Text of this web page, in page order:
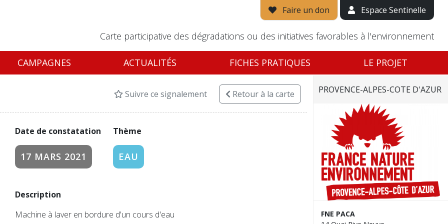
Faire un don Espace Sentinelle
Carte participative des dégradations ou des initiatives favorables à l'environnement
CAMPAGNES ACTUALITÉS FICHES PRATIQUES LE PROJET
Suivre ce signalement Retourà la carte
Date de constatation
17 MARS 2021
Thème
EAU
Description
Machine à laver en bordure d'un cours d'eau
PROVENCE-ALPES-COTE D'AZUR
FNE PACA